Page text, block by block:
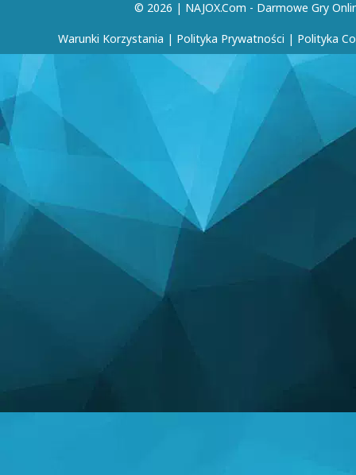
© 2026 | NAJOX.com - Darmowe Gry
Warunki Korzystania | Polityka Prywatności | Polityka